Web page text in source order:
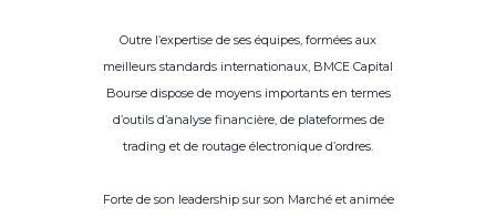
Outre l’expertise de ses équipes, formées aux
meilleurs standards internationaux, BMCE Capital
Bourse dispose de moyens importants en termes
d’outils d’analyse financière, de plateformes de
trading et de routage électronique d’ordres.
Forte de son leadership sur son Marché et animée